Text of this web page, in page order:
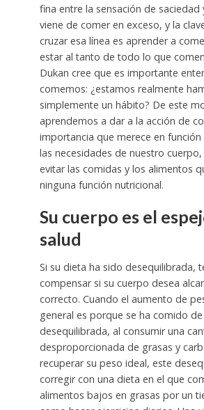
fina entre la sensación de saciedad
viene de comer en exceso, y la
cruzar esa línea es aprender a
estar al tanto de todo lo que
Dukan cree que es importante
comemos: ¿estamos realmente
simplemente un hábito? De este
aprendemos a dar a la acción de
importancia que merece en
las necesidades de nuestro
evitar las comidas y los alimentos
ninguna función nutricional.
Su cuerpo es el
salud
Si su dieta ha sido desequilibrada,
compensar si su cuerpo desea
correcto. Cuando el aumento de
general es porque se ha comido
desequilibrada, al consumir una
desproporcionada de grasas y
recuperar su peso ideal, este
corregir con una dieta en el que
alimentos bajos en grasas por un